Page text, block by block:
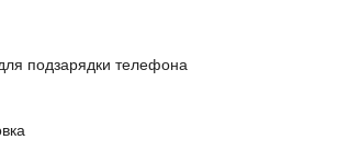
подзарядки телефона